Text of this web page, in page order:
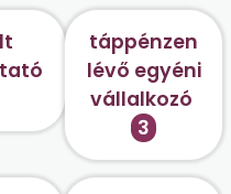
táppénzen
lévő egyéni
vállalkozó
3